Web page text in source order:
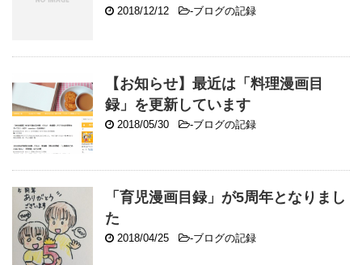
2018/12/12 -ブログの記録
【お知らせ】最近は「料理漫画目
録」を更新しています
2018/05/30 -ブログの記録
「育児漫画目録」が5周年となりまし
た
2018/04/25 -ブログの記録